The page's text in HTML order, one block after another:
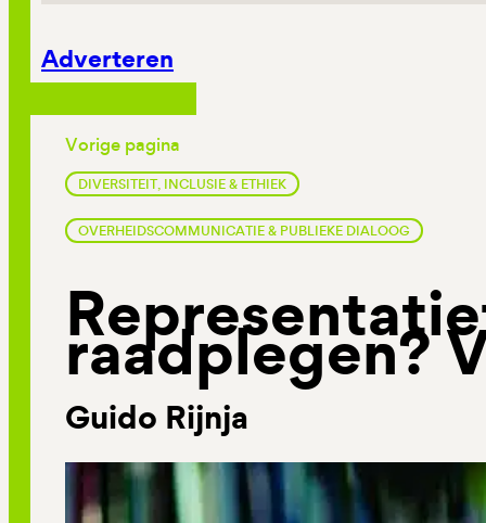
Adverteren
Vorige pagina
DIVERSITEIT, INCLUSIE & ETHIEK
OVERHEIDSCOMMUNICATIE & PUBLIEKE DIALOOG
raadplegen?
Guido Rijnja